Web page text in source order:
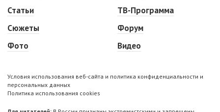
Статьи
Сюжеты
Фото
ТВ-Программа
Форум
Видео
Условия использования веб-сайта и политика конфиденциальности и
персональных данных
Политика использования cookies